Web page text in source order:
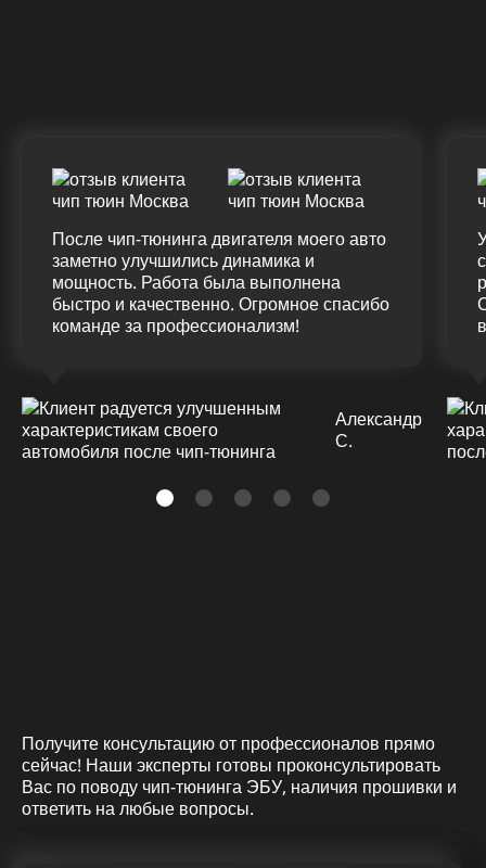
После чип-тюнинга двигателя моего авто
заметно улучшились динамика и
мощность. Работа была выполнена
быстро и качественно. Огромное спасибо
команде за профессионализм!
Александр
С.
Получите консультацию от профессионалов прямо
сейчас! Наши эксперты готовы проконсультировать
Вас по поводу чип-тюнинга ЭБУ, наличия прошивки и
ответить на любые вопросы.